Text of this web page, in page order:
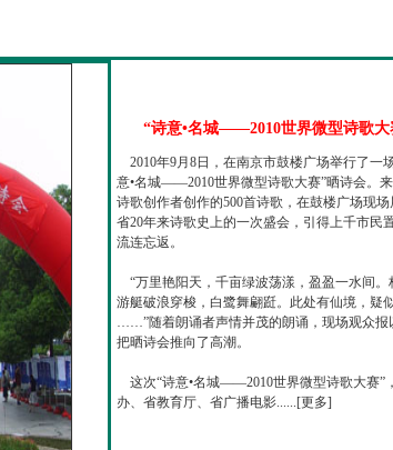
“诗意•名城——2010世界微型诗歌大
2010年9月8日，在南京市鼓楼广场举行了一
意•名城——2010世界微型诗歌大赛”晒诗会。
诗歌创作者创作的500首诗歌，在鼓楼广场现
省20年来诗歌史上的一次盛会，引得上千市民
流连忘返。
“万里艳阳天，千亩绿波荡漾，盈盈一水间。
游艇破浪穿梭，白鹭舞翩跹。此处有仙境，疑
……”随着朗诵者声情并茂的朗诵，现场观众报
把晒诗会推向了高潮。
这次“诗意•名城——2010世界微型诗歌大赛”
办、省教育厅、省广播电影......[更多]